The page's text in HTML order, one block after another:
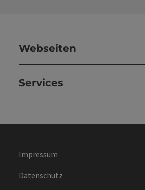
Webseiten
Services
Impressum
Datenschutz